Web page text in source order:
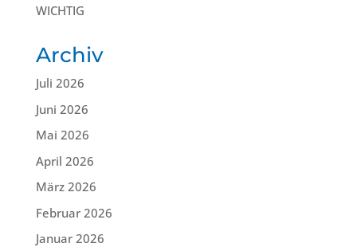
WICHTIG
Archiv
Juli 2026
Juni 2026
Mai 2026
April 2026
März 2026
Februar 2026
Januar 2026